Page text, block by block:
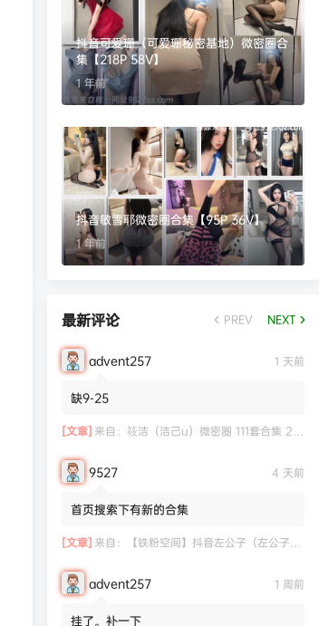
抖音可爱珊（可爱珊秘密基地）微密圈合
集【218P 58V】
1 年前
抖音敏雪耶微密圈合集【95P 36V】
1 年前
最新评论 PREV NEXT
advent257 1 天前
缺9-25
[文章] 来自： 筱洁（洁己u）微密圈 111套合集 20.3G
9527 4 天前
首页搜索下有新的合集
[文章] 来自： 【铁粉空间】抖音左公子（左公子666）合集【2063P 181V】
advent257 1 周前
挂了。补一下